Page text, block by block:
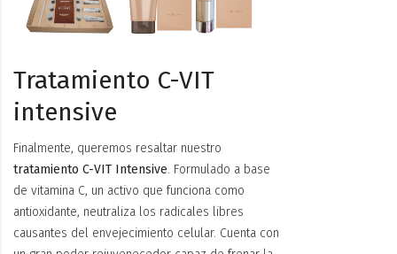
Tratamiento C-VIT
intensive
Finalmente, queremos resaltar nuestro
tratamiento C-VIT Intensive. Formulado a base
de vitamina C, un activo que funciona como
antioxidante, neutraliza los radicales libres
causantes del envejecimiento celular. Cuenta con